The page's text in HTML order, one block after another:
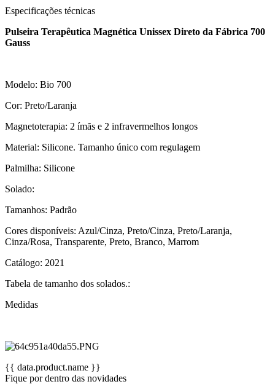
Especificações técnicas
Pulseira Terapêutica Magnética Unissex Direto da Fábrica 700
Gauss
Modelo: Bio 700
Cor: Preto/Laranja
Magnetoterapia: 2 ímãs e 2 infravermelhos longos
Material: Silicone. Tamanho único com regulagem
Palmilha: Silicone
Solado:
Tamanhos: Padrão
Cores disponíveis: Azul/Cinza, Preto/Cinza, Preto/Laranja,
Cinza/Rosa, Transparente, Preto, Branco, Marrom
Catálogo: 2021
Tabela de tamanho dos solados.:
Medidas
{{ data.product.name }}
Fique por dentro das novidades